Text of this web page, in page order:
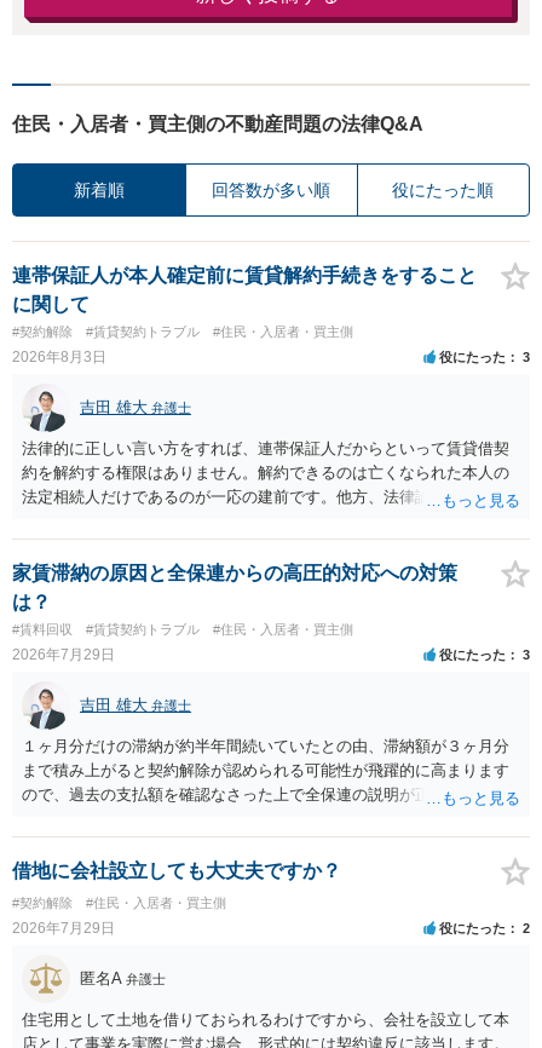
住民・入居者・買主側の不動産問題の法律Q&A
新着順 回答数が多い順 役にたった順
連帯保証人が本人確定前に賃貸解約手続きをすること
に関して
#契約解除 #賃貸契約トラブル #住民・入居者・買主側
2026年8月3日 役にたった 3
吉田 雄大 弁護士
法律的に正しい言い方をすれば、連帯保証人だからといって賃貸借契
約を解約する権限はありません。解約できるのは亡くなられた本人の
法定相続人だけであるのが一応の建前です。他方、法律論はさてお
する動機づけがなくなります。 今回進められつつある手続はあくまで
も、建物を賃貸人に一日も早く明け渡すための便宜的方法として理解
するのが良いと思います。またその方法で進めた方が、連帯保証人で
あるお知り合いさんにとっても、自身の経済的負担を最小限に食い止
められるため望ましいやり方だといえます。
家賃滞納の原因と全保連からの高圧的対応への対策
は？
#賃料回収 #賃貸契約トラブル #住民・入居者・買主側
2026年7月29日 役にたった 3
吉田 雄大 弁護士
１ヶ月分だけの滞納が約半年間続いていたとの由、滞納額が３ヶ月分
まで積み上がると契約解除が認められる可能性が飛躍的に高まります
ので、過去の支払額を確認なさった上で全保連の説明が正しければ、
た理由は気になるところですが、中身のある返答は期待できないと思
います。
借地に会社設立しても大丈夫ですか？
#契約解除 #住民・入居者・買主側
2026年7月29日 役にたった 2
匿名A 弁護士
住宅用として土地を借りておられるわけですから、会社を設立して本
店として事業を実際に営む場合、形式的には契約違反に該当します。